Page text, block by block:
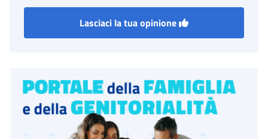
Lasciaci la tua opinione